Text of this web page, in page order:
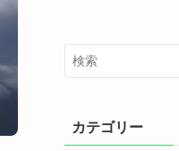
カテゴリー